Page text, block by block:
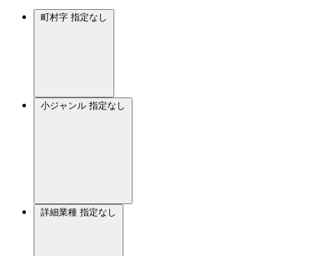
町村字 指定なし
小ジャンル 指定なし
詳細業種 指定なし